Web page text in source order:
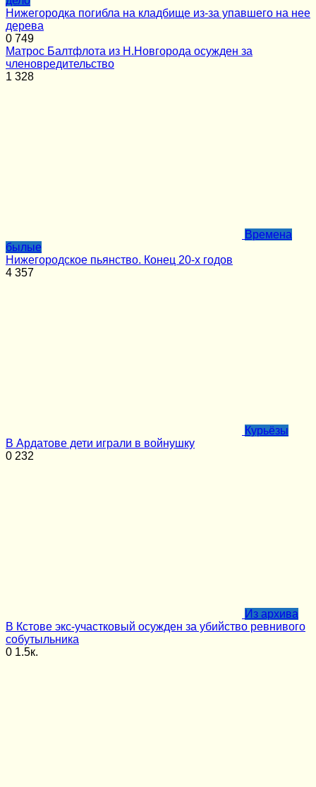
Нижегородка погибла на кладбище из-за упавшего на нее
дерева
0 749
Матрос Балтфлота из Н.Новгорода осужден за
членовредительство
1 328
Времена
былые
Нижегородское пьянство. Конец 20-х годов
4 357
Курьёзы
В Ардатове дети играли в войнушку
0 232
Из архива
В Кстове экс-участковый осужден за убийство ревнивого
собутыльника
0 1.5к.